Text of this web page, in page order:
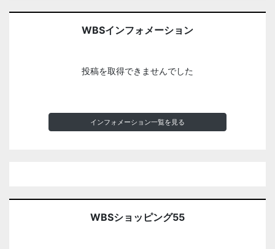
WBSインフォメーション
投稿を取得できませんでした
インフォメーション一覧を見る
WBSショッピング55